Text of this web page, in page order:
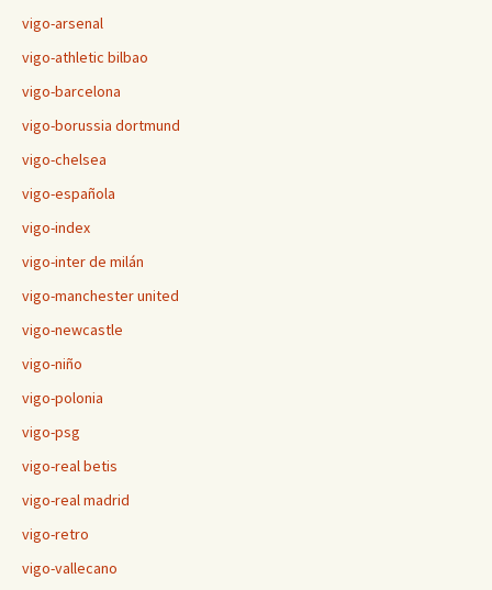
vigo-arsenal
vigo-athletic bilbao
vigo-barcelona
vigo-borussia dortmund
vigo-chelsea
vigo-española
vigo-index
vigo-inter de milán
vigo-manchester united
vigo-newcastle
vigo-niño
vigo-polonia
vigo-psg
vigo-real betis
vigo-real madrid
vigo-retro
vigo-vallecano